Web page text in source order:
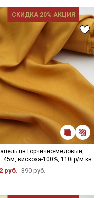
СКИДКА 20% АКЦИЯ
цв.Горчично-медовый,
вискоза-100%, 110гр/м.кв
руб. 390 руб.